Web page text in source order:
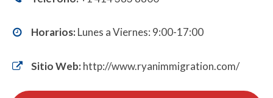
Horarios:Lunes a Viernes: 9:00-17:00
Sitio Web:http://www.ryanimmigration.com/